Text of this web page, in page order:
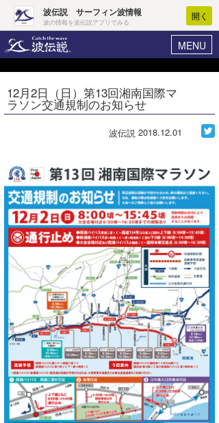
波伝説 サーフィン波情報
波の情報を波伝説アプリでみる
開く
MENU
ヘルプ マイホーム
ログイン
WAVE HUNTER波予想ツール
気象情報
ニュース
サーフィンエリアガイド
会員メニュー
今月のプレゼント
12月2日（日）第13回湘南国際マ
ラソン交通規制のお知らせ
波伝説 2018.12.01
Core Surf Japan
アート＆エンタメ
コラム
トラベル
ショップ情報
ショップ情報
湘南
千葉北
伊豆
千葉南
ウラナミ
お知らせ
その他
ルール＆How to
VOTE!